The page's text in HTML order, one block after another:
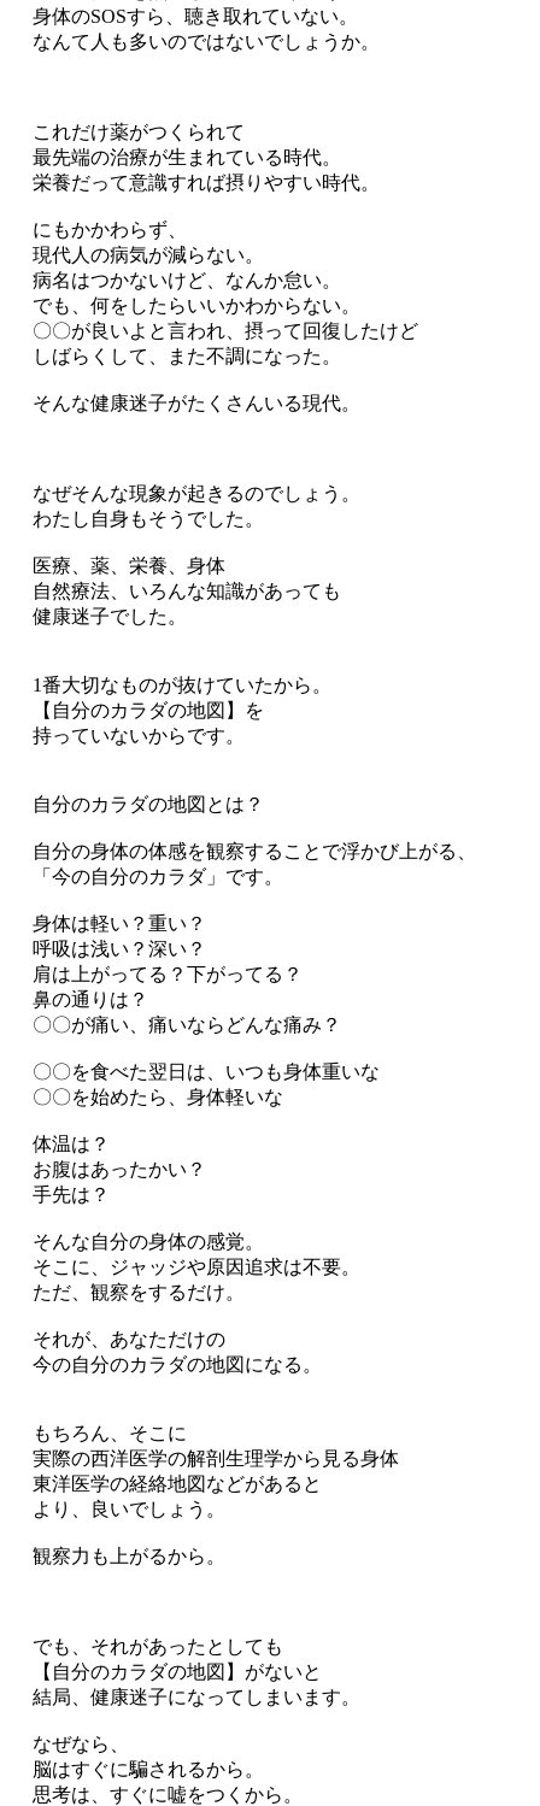
身体のSOSすら、聴き取れていない。
なんて人も多いのではないでしょうか。
これだけ薬がつくられて
最先端の治療が生まれている時代。
栄養だって意識すれば摂りやすい時代。
にもかかわらず、
現代人の病気が減らない。
病名はつかないけど、なんか怠い。
でも、何をしたらいいかわからない。
〇〇が良いよと言われ、摂って回復したけど
しばらくして、また不調になった。
そんな健康迷子がたくさんいる現代。
なぜそんな現象が起きるのでしょう。
わたし自身もそうでした。
医療、薬、栄養、身体
自然療法、いろんな知識があっても
健康迷子でした。
1番大切なものが抜けていたから。
【自分のカラダの地図】を
持っていないからです。
自分のカラダの地図とは？
自分の身体の体感を観察することで浮かび上がる、
「今の自分のカラダ」です。
身体は軽い？重い？
呼吸は浅い？深い？
肩は上がってる？下がってる？
鼻の通りは？
〇〇が痛い、痛いならどんな痛み？
〇〇を食べた翌日は、いつも身体重いな
〇〇を始めたら、身体軽いな
体温は？
お腹はあったかい？
手先は？
そんな自分の身体の感覚。
そこに、ジャッジや原因追求は不要。
ただ、観察をするだけ。
それが、あなただけの
今の自分のカラダの地図になる。
もちろん、そこに
実際の西洋医学の解剖生理学から見る身体
東洋医学の経絡地図などがあると
より、良いでしょう。
観察力も上がるから。
でも、それがあったとしても
【自分のカラダの地図】がないと
結局、健康迷子になってしまいます。
なぜなら、
脳はすぐに騙されるから。
思考は、すぐに嘘をつくから。